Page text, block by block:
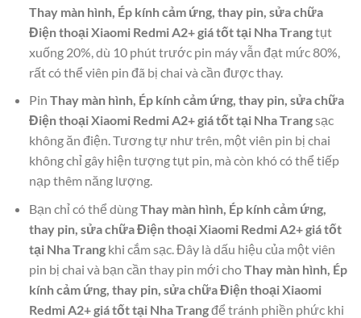
Thay màn hình, Ép kính cảm ứng, thay pin, sửa chữa
Điện thoại Xiaomi Redmi A2+ giá tốt tại Nha Trangtụt
xuống 20%, dù 10 phút trước pin máy vẫn đạt mức 80%,
rất có thể viên pin đã bị chai và cần được thay.
Pin Thay màn hình, Ép kính cảm ứng, thay pin, sửa chữa
Điện thoại Xiaomi Redmi A2+ giá tốt tại Nha Trangsạc
không ăn điện. Tương tự như trên, một viên pin bị chai
không chỉ gây hiện tượng tụt pin, mà còn khó có thể tiếp
nạp thêm năng lượng.
Bạn chỉ có thể dùngThay màn hình, Ép kính cảm ứng,
thay pin, sửa chữa Điện thoại Xiaomi Redmi A2+ giá tốt
tại Nha Trangkhi cắm sạc. Đây là dấu hiệu của một viên
pin bị chai và bạn cần thay pin mới choThay màn hình, Ép
kính cảm ứng, thay pin, sửa chữa Điện thoại Xiaomi
Redmi A2+ giá tốt tại Nha Trangđể tránh phiền phức khi